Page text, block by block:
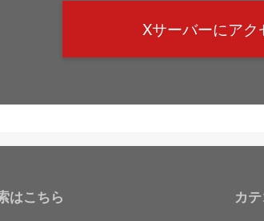
Xサーバーにアク
はこちら カ